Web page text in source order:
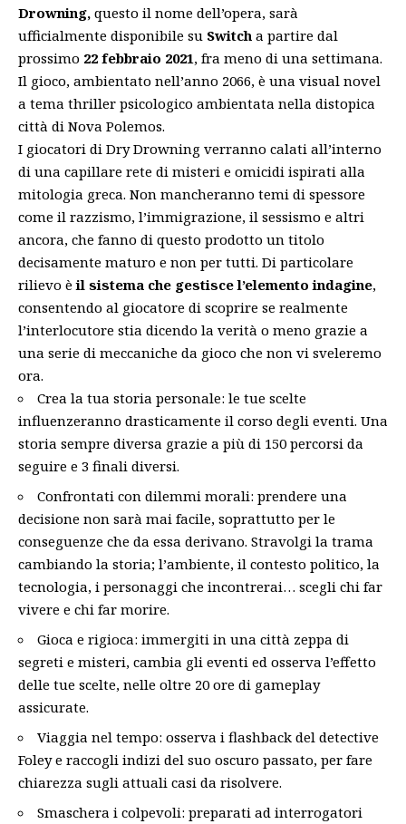
Drowning, questo il nome dell’opera, sarà
ufficialmente disponibile su Switch a partire dal
prossimo 22 febbraio 2021, fra meno di una settimana.
Il gioco, ambientato nell’anno 2066, è una visual novel
a tema thriller psicologico ambientata nella distopica
città di Nova Polemos.
I giocatori di Dry Drowning verranno calati all’interno
di una capillare rete di misteri e omicidi ispirati alla
mitologia greca. Non mancheranno temi di spessore
come il razzismo, l’immigrazione, il sessismo e altri
ancora, che fanno di questo prodotto un titolo
decisamente maturo e non per tutti. Di particolare
rilievo èil sistema che gestisce l’elemento indagine,
consentendo al giocatore di scoprire se realmente
l’interlocutore stia dicendo la verità o meno grazie a
una serie di meccaniche da gioco che non vi sveleremo
ora.
Crea la tua storia personale: le tue scelte
influenzeranno drasticamente il corso degli eventi. Una
storia sempre diversa grazie a più di 150 percorsi da
seguire e 3 finali diversi.
Confrontati con dilemmi morali: prendere una
decisione non sarà mai facile, soprattutto per le
conseguenze che da essa derivano. Stravolgi la trama
cambiando la storia; l’ambiente, il contesto politico, la
tecnologia, i personaggi che incontrerai… scegli chi far
vivere e chi far morire.
Gioca e rigioca: immergiti in una città zeppa di
segreti e misteri, cambia gli eventi ed osserva l’effetto
delle tue scelte, nelle oltre 20 ore di gameplay
assicurate.
Viaggia nel tempo: osserva i flashback del detective
Foley e raccogli indizi del suo oscuro passato, per fare
chiarezza sugli attuali casi da risolvere.
Smaschera i colpevoli: preparati ad interrogatori